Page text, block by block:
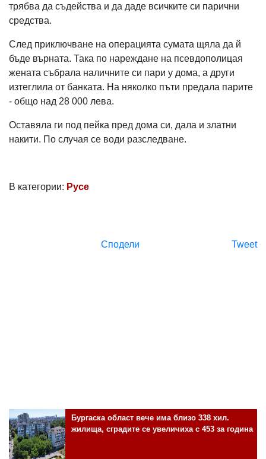
трябва да съдейства и да даде всичките си парични
средства.
След приключване на операцията сумата щяла да й
бъде върната. Така по нареждане на псевдополицая
жената събрала наличните си пари у дома, а други
изтеглила от банката. На няколко пъти предала парите
- общо над 28 000 лева.
Оставяла ги под пейка пред дома си, дала и златни
накити. По случая се води разследване.
В категории: Русе
Сподели Tweet
Бургаска област вече има близо 338 хил.
жилища, сградите се увеличиха с 453 за година